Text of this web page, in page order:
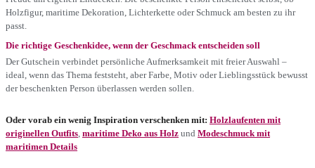
Holzfigur, maritime Dekoration, Lichterkette oder Schmuck am besten zu ihr
passt.
Die richtige Geschenkidee, wenn der Geschmack entscheiden soll
Der Gutschein verbindet persönliche Aufmerksamkeit mit freier Auswahl –
ideal, wenn das Thema feststeht, aber Farbe, Motiv oder Lieblingsstück bewusst
der beschenkten Person überlassen werden sollen.
Oder vorab ein wenig Inspiration verschenken mit: Holzlaufenten mit
originellen Outfits maritime Deko aus Holz und Modeschmuck mit
maritimen Details